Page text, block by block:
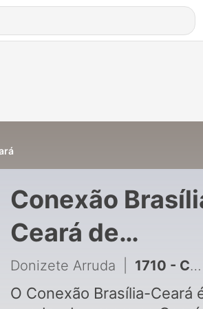
Conexão
Ceará de
Donizete Arruda
Donizete Arruda 1710 - CONEXÃO BRASÍLIA-CEARÁ | 30.07.2026
O Conexão Brasília-Ceará